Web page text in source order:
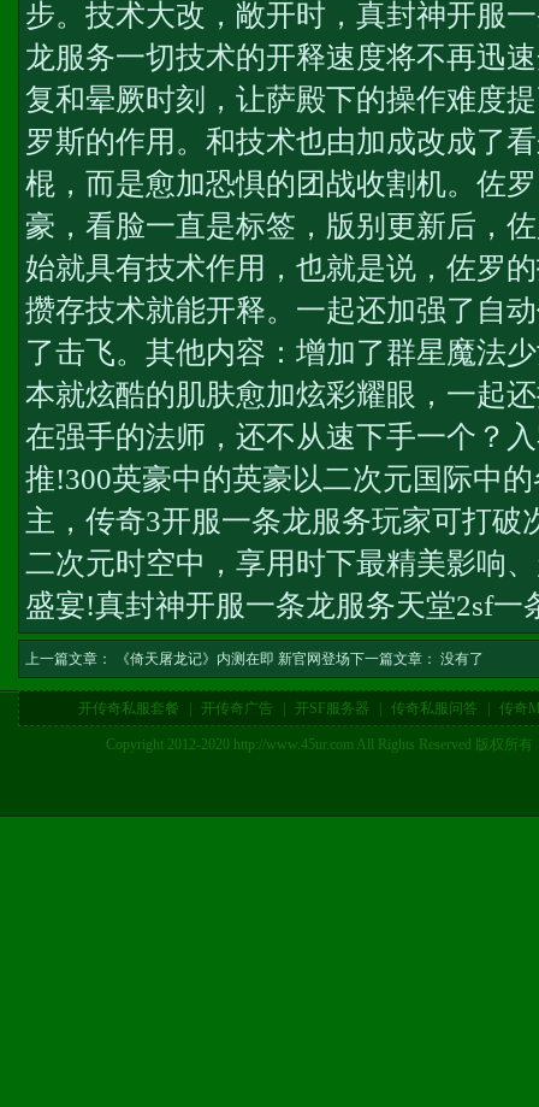
步。技术大改，敞开时， 真封神开服
龙服务一切技术的开释速度将不再迅
复和晕厥时刻，让萨殿下的操作难度
罗斯的作用。和技术也由加成改成了
棍，而是愈加恐惧的团战收割机。佐
豪，看脸一直是标签，版别更新后，
始就具有技术作用，也就是说，佐罗
攒存技术就能开释。一起还加强了自
了击飞。其他内容：增加了群星魔法
本就炫酷的肌肤愈加炫彩耀眼，一起
在强手的法师，还不从速下手一个？
推!300英豪中的英豪以二次元国际中
主， 传奇3开服一条龙服务玩家可打破
二次元时空中，享用时下最精美影响
盛宴!真封神开服一条龙服务天堂2sf一
上一篇文章： 《倚天屠龙记》内测在即 新官网登场下一篇文章： 没有了
开传奇私服套餐 开传奇广告 开SF服务器 传奇私服问答 传奇
Copyright 2012-2020 http://www.45ur.com All Rights Reserved 版权